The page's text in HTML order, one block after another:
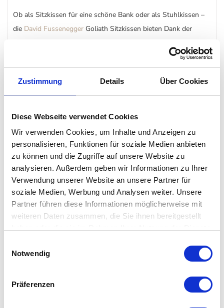
Zustimmung Details Über Cookies
Diese Webseite verwendet Cookies
Wir verwenden Cookies, um Inhalte und Anzeigen zu
personalisieren, Funktionen für soziale Medien anbieten
zu können und die Zugriffe auf unsere Website zu
analysieren. Außerdem geben wir Informationen zu Ihrer
Verwendung unserer Website an unsere Partner für
soziale Medien, Werbung und Analysen weiter. Unsere
Partner führen diese Informationen möglicherweise mit
weiteren Daten zusammen, die Sie ihnen bereitgestellt
Datenschutzerklärung
Notwendig
Präferenzen
Ob als Sitzkissen für eine schöne Bank oder als Stuhlkissen –
die David Fussenegger Goliath Sitzkissen bieten Dank der
Sitzkomfort. Hergestellt werden die Sitzkissen – ebenso wie
die Decken und Kissen der gleichnamigen Serie – in einer
speziellen Textilmanufaktur im schönen Vorarlberg.
Die eine Seite des Sitzkissen aus dem Hause David
Lieblingsplatz.
Besonderheit
eine Seite uni, eine Seite mit Lieblingsplatz
weiche Füllung (recyceltes PU) für einen guten
Sitzkomfort
Decken